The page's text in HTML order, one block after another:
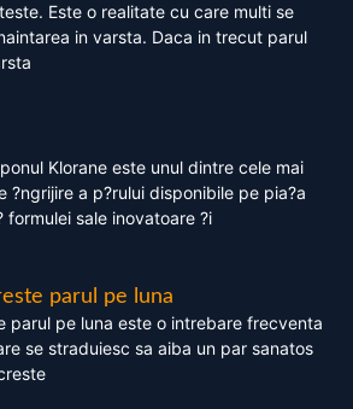
Este o realitate cu care multi se
in varsta. Daca in trecut parul
Klorane este unul dintre cele mai
?ngrijire a p?rului disponibile pe pia?a
formulei sale inovatoare ?i
parul pe luna
parul pe luna este o intrebare frecventa
se straduiesc sa aiba un par sanatos